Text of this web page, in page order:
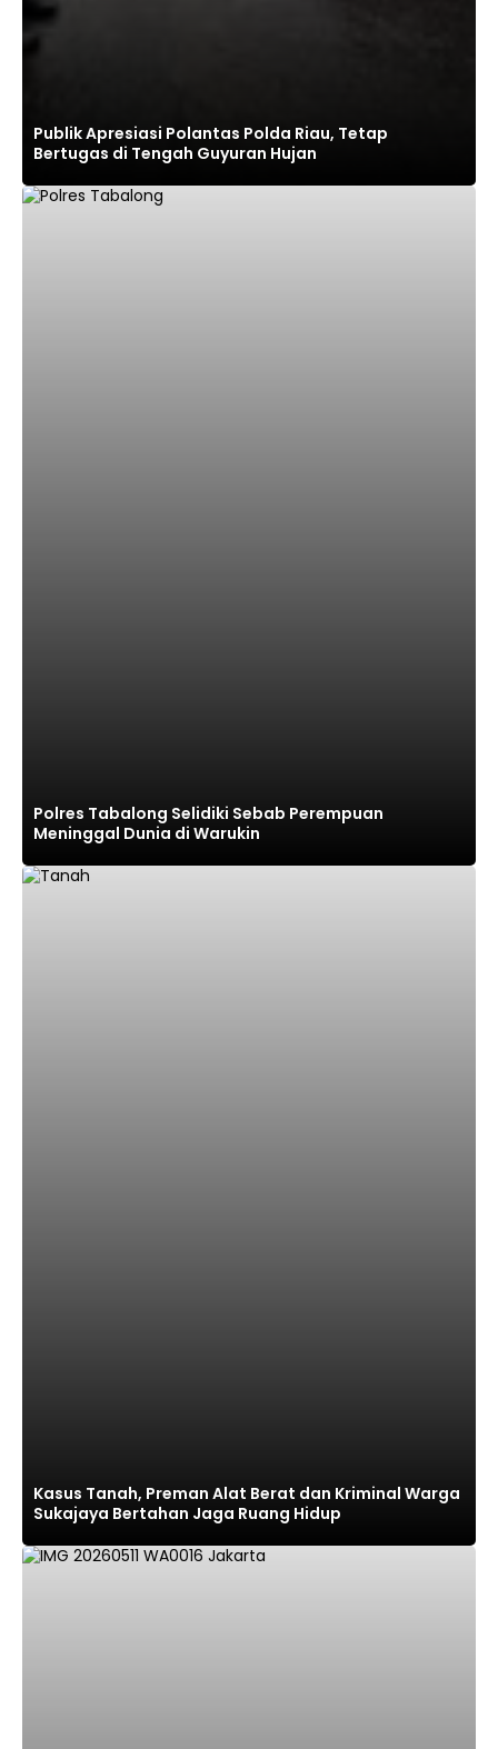
Publik Apresiasi Polantas Polda Riau, Tetap
Bertugas di Tengah Guyuran Hujan
Polres Tabalong Selidiki Sebab Perempuan
Meninggal Dunia di Warukin
Kasus Tanah, Preman Alat Berat dan Kriminal Warga
Sukajaya Bertahan Jaga Ruang Hidup